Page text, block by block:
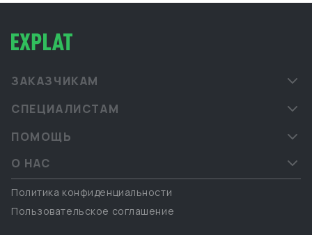
ЗАКАЗЧИКАМ
СПЕЦИАЛИСТАМ
ПОМОЩЬ
О НАС
Политика конфиденциальности
Пользовательское соглашение